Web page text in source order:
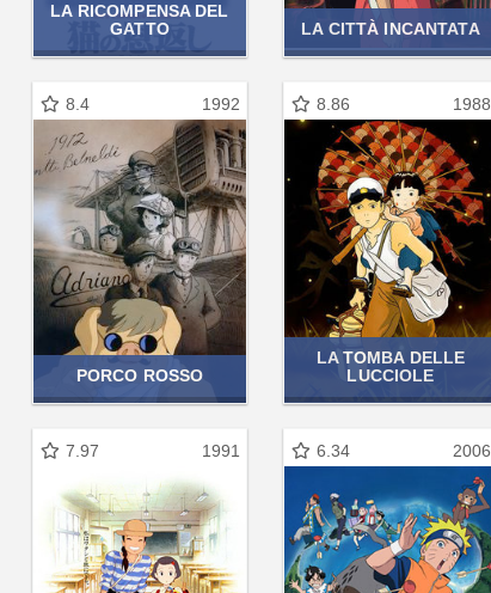
LA RICOMPENSA DEL
GATTO
LA CITTÀ INCANTATA
8.4 1992
PORCO ROSSO
8.86 1988
LA TOMBA DELLE
LUCCIOLE
7.97 1991 6.34 2006